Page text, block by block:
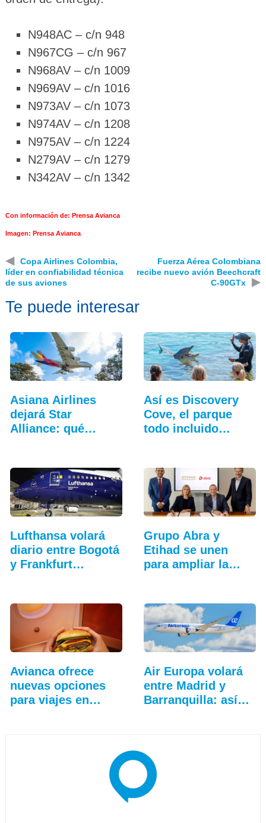
N948AC – c/n 948
N967CG – c/n 967
N968AV – c/n 1009
N969AV – c/n 1016
N973AV – c/n 1073
N974AV – c/n 1208
N975AV – c/n 1224
N279AV – c/n 1279
N342AV – c/n 1342
Con información de: Prensa Avianca
Imagen: Prensa Avianca
◀
Copa Airlines Colombia,
líder en confiabilidad técnica
de sus aviones
Fuerza Aérea Colombiana
recibe nuevo avión Beechcraft
C-90GTx
▶
Te puede interesar
Asiana Airlines
dejará Star
Alliance: qué
Así es Discovery
Cove, el parque
todo incluido
Lufthansa volará
diario entre Bogotá
y Frankfurt…
Grupo Abra y
Etihad se unen
para ampliar la…
Avianca ofrece
nuevas opciones
para viajes en
Air Europa volará
entre Madrid y
Barranquilla: así…